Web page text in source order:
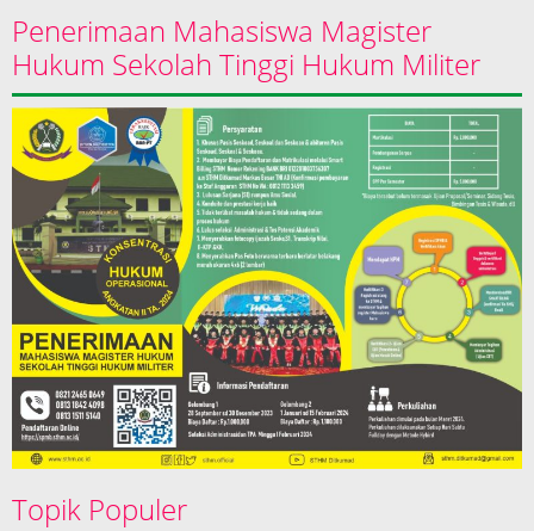
Penerimaan Mahasiswa Magister
Hukum Sekolah Tinggi Hukum Militer
Topik Populer